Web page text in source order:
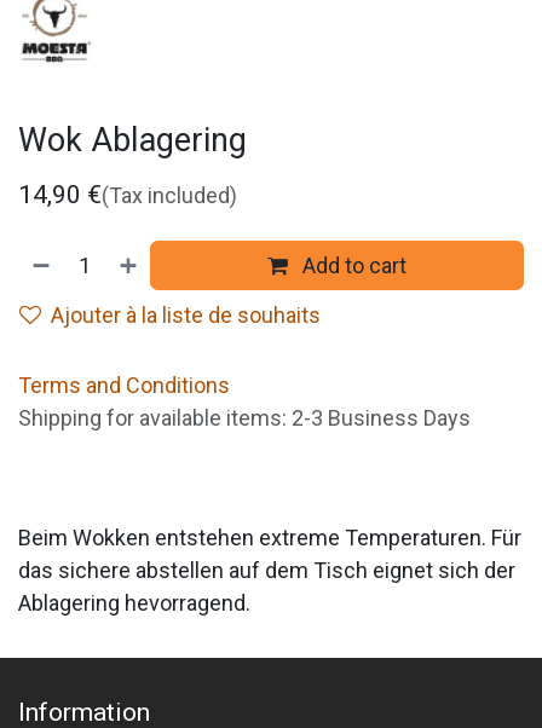
Wok Ablagering
14,90 €(Tax included)
Add to cart
Ajouter à la liste de souhaits
Terms and Conditions
Shipping for available items: 2-3 Business Days
Beim Wokken entstehen extreme Temperaturen. Für
das sichere abstellen auf dem Tisch eignet sich der
Ablagering hevorragend.
Information